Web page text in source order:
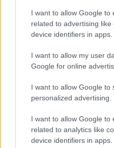
I want to allow Google to
related to advertising
device identifiers in apps.
I want to allow my user
Google for online
I want to allow Google to
personalized advertising.
I want to allow Google to
related to analytics like
device identifiers in apps.
Nem tudom,
sikerült volna-
érnie.”
– mondta.
„Ő [Paleni]